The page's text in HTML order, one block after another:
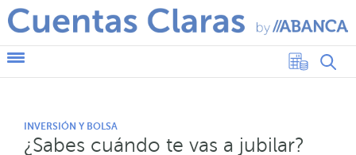
INVERSIÓN Y BOLSA
¿Sabes cuándo te vas a jubilar?